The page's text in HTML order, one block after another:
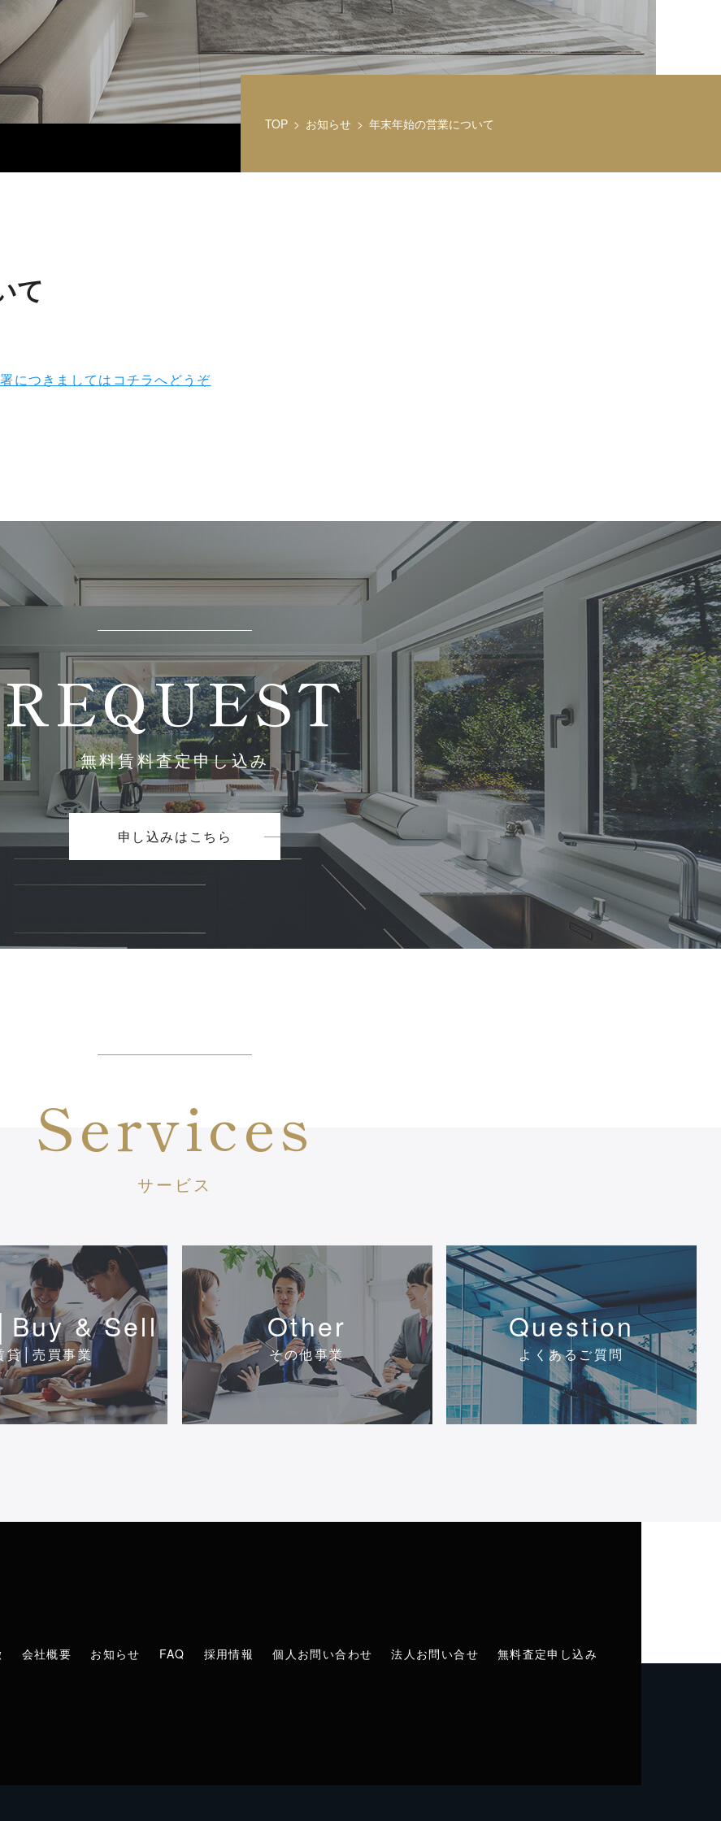
TOP お知らせ 年末年始の営業について
て
につきましてはコチラへどうぞ
無料賃料査定申し込み
REQUEST
申し込みはこちら
サービス
Services
貸│売買事業
& Sell
その他事業
Other
よくあるご質問
Question
会社概要 お知らせ FAQ 採用情報 個人お問い合わせ 法人お問い合せ 無料査定申し込み